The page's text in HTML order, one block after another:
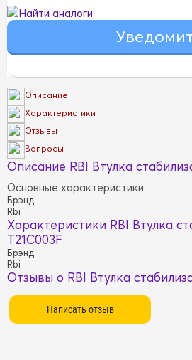
Найти аналоги
Описание
Характеристики
Отзывы
Вопросы
Описание RBI Втулка
Основные характеристики
Брэнд
Rbi
Характеристики RBI Втулка
T21C003F
Брэнд
Rbi
Отзывы о RBI Втулка